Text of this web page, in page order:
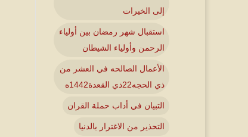
إلى الخيرات
استقبال شهر رمضان بين أولياء
الرحمن وأولياء الشيطان
الأعمال الصالحه في العشر من
ذي الحجه22ذي القعدة1442ه
التبيان في أداب حملة القران
التحذير من الاغترار بالدنيا